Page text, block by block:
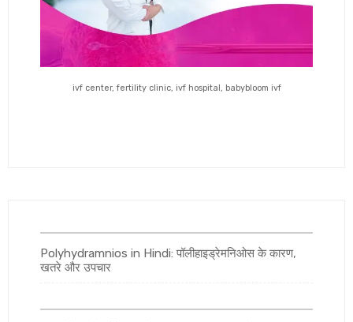
ivf center, fertility clinic, ivf hospital, babybloom ivf
Polyhydramnios in Hindi: पॉलीहाइड्रेमनिओस के कारण,
खतरे और उपचार